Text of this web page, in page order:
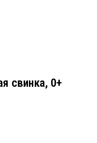
свинка, 0+